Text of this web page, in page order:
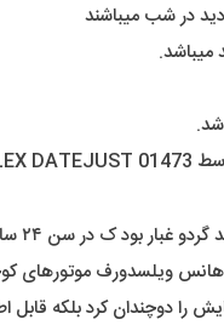
دید در شب میباشند
ساعت های مچی رولکس را در لندن تاسیس کرد .
هانس ویلسدورف
را دوچندان کرد بلکه قابل